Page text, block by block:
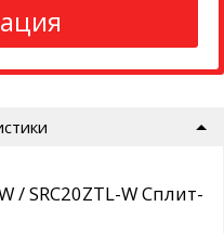
/ SRC20ZTL-W Сплит-